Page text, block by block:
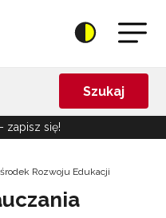
Szukaj
zapisz się!
Rozwoju Edukacji